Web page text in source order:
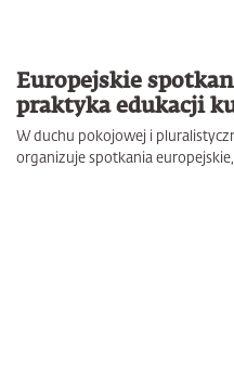
Europejskie
praktyka edukacji
W duchu pokojowej i
organizuje spotkania